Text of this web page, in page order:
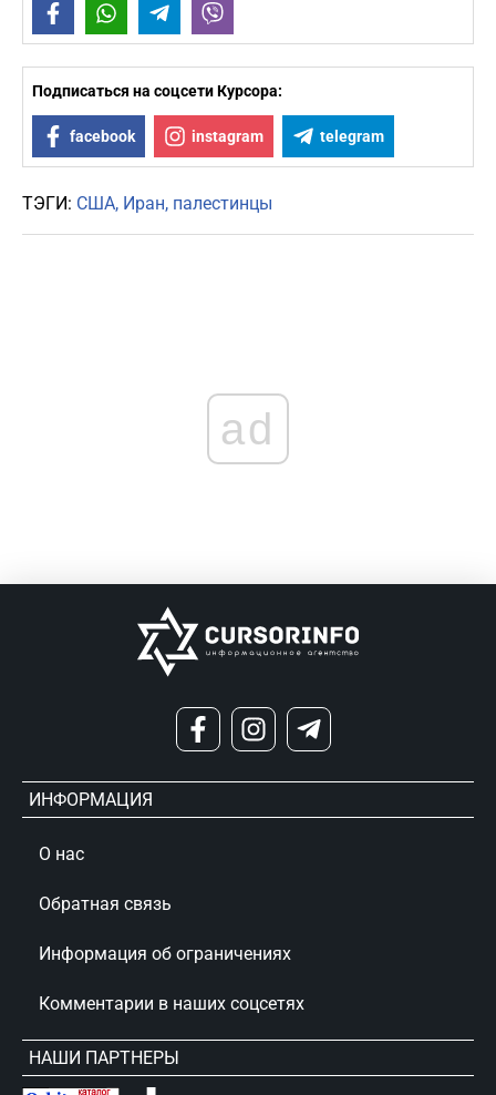
FacebookWhatsAppTelegram
Подписаться на соцсети Курсора:
facebook instagram telegram
ТЭГИ: США Иран палестинцы
ad
ИНФОРМАЦИЯ
О нас
Обратная связь
Информация об ограничениях
Комментарии в наших соцсетях
НАШИ ПАРТНЕРЫ